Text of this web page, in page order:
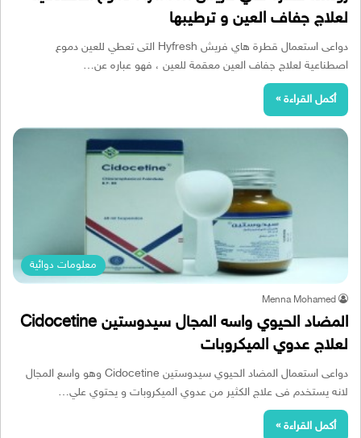
لعلاج جفاف العين و ترطيبها
دواعى استعمال قطرة هاي فريش Hyfresh التى تعطي للعين دموع
اصطناعية لعلاج جفاف العين معقمة للعين ، فهو عباره عن…
أكمل القراءة »
معلومات دوائية
Menna Mohamed
المضاد الحيوي واسه المجال سيدوستين Cidocetine
لعلاج عدوي الميكروبات
دواعى استعمال المضاد الحيوي سيدوستين Cidocetine وهو واسع المجال
لانه يستخدم فى علاج الكثير من عدوي الميكروبات و يحتوي علي…
أكمل القراءة »